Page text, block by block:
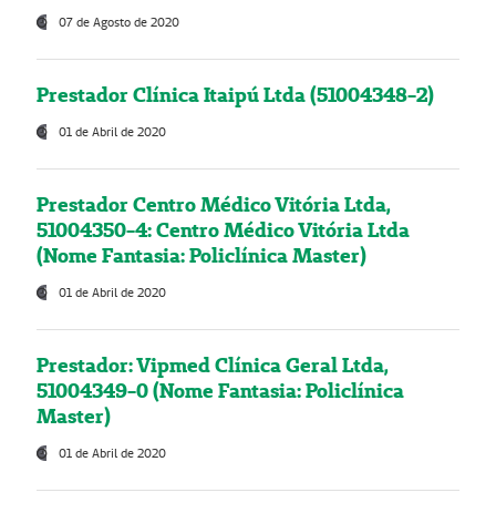
07 de Agosto de 2020
Prestador Clínica Itaipú Ltda (51004348-2)
01 de Abril de 2020
Prestador Centro Médico Vitória Ltda,
51004350-4: Centro Médico Vitória Ltda
(Nome Fantasia: Policlínica Master)
01 de Abril de 2020
Prestador: Vipmed Clínica Geral Ltda,
51004349-0 (Nome Fantasia: Policlínica
Master)
01 de Abril de 2020